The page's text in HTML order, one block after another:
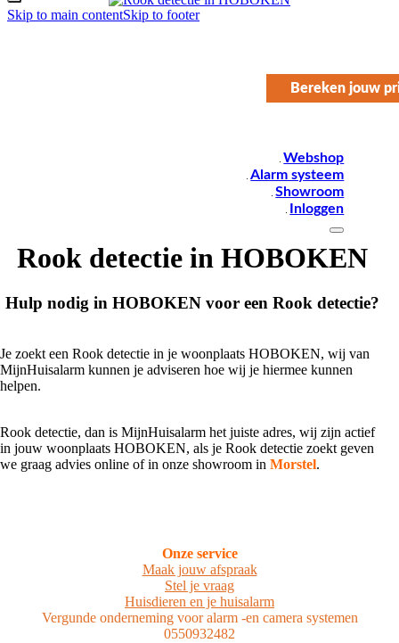
Skip to main contentSkip to footer
Webshop
Alarm systeem
Showroom
Inloggen
Bereken jouw
Rook detectie in HOBOKEN
Hulp nodig in HOBOKEN voor een Rook detectie?
Je zoekt een Rook detectie in je woonplaats HOBOKEN, wij van
MijnHuisalarm kunnen je adviseren hoe wij je hiermee kunnen
helpen.
Rook detectie, dan is MijnHuisalarm het juiste adres, wij zijn actief
in jouw woonplaats HOBOKEN, als je Rook detectie zoekt geven
we graag advies online of in onze showroom in Morstel.
Onze service
Maak jouw afspraak
Stel je vraag
Huisdieren en je huisalarm
Vergunde onderneming voor alarm -en camera systemen
0550932482